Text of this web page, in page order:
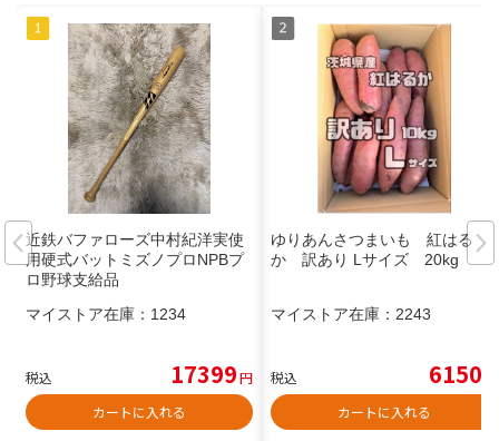
近鉄バファローズ中村紀洋実使
用硬式バットミズノプロNPBプ
ロ野球支給品
マイストア在庫： 1234
税込 17399円
カートに入れる
ゆりあんさつまいも 紅はる
か 訳あり Lサイズ 20kg
マイストア在庫： 2243
税込 6150
カートに入れる